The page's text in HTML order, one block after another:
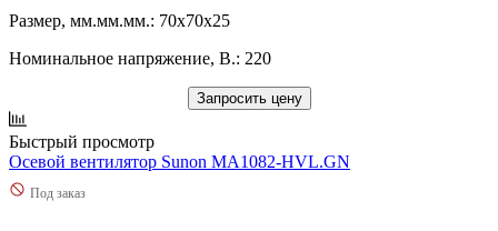
Размер, мм.мм.мм.: 70x70x25
Номинальное напряжение, В.: 220
Запросить цену
Быстрый просмотр
Осевой вентилятор Sunon MA1082-HVL.GN
Под заказ